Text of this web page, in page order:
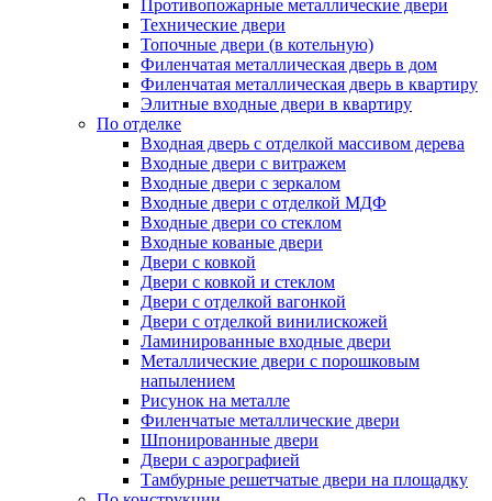
Противопожарные металлические двери
Технические двери
Топочные двери (в котельную)
Филенчатая металлическая дверь в дом
Филенчатая металлическая дверь в квартиру
Элитные входные двери в квартиру
По отделке
Входная дверь с отделкой массивом дерева
Входные двери с витражем
Входные двери с зеркалом
Входные двери с отделкой МДФ
Входные двери со стеклом
Входные кованые двери
Двери с ковкой
Двери с ковкой и стеклом
Двери с отделкой вагонкой
Двери с отделкой винилискожей
Ламинированные входные двери
Металлические двери с порошковым
напылением
Рисунок на металле
Филенчатые металлические двери
Шпонированные двери
Двери с аэрографией
Тамбурные решетчатые двери на площадку